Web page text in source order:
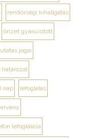
rendőrségi kihallgatás
őrizet gyanúsított
jogai
határozat
nap lefoglalás
lefoglalása